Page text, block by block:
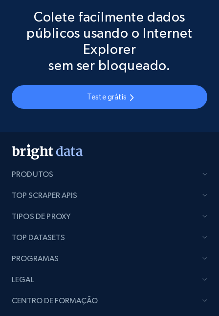
Colete facilmente dados
públicos usando o Internet
Explorer
sem ser bloqueado.
Teste grátis
PRODUTOS
TOP SCRAPER APIS
TIPOS DE PROXY
TOP DATASETS
PROGRAMAS
LEGAL
CENTRO DE FORMAÇÃO